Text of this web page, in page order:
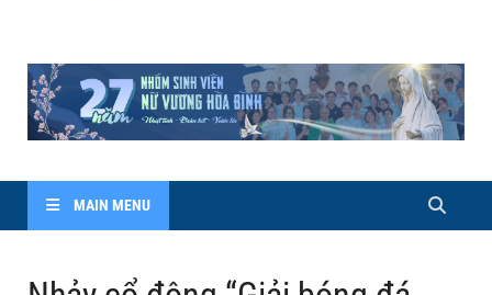
MAIN MENU